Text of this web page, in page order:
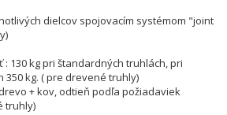
dielcov spojovacím systémom "joint
130 kg pri štandardných truhlách, pri
kg. ( pre drevené truhly)
+ kov, odtieň podľa požiadaviek
truhly)